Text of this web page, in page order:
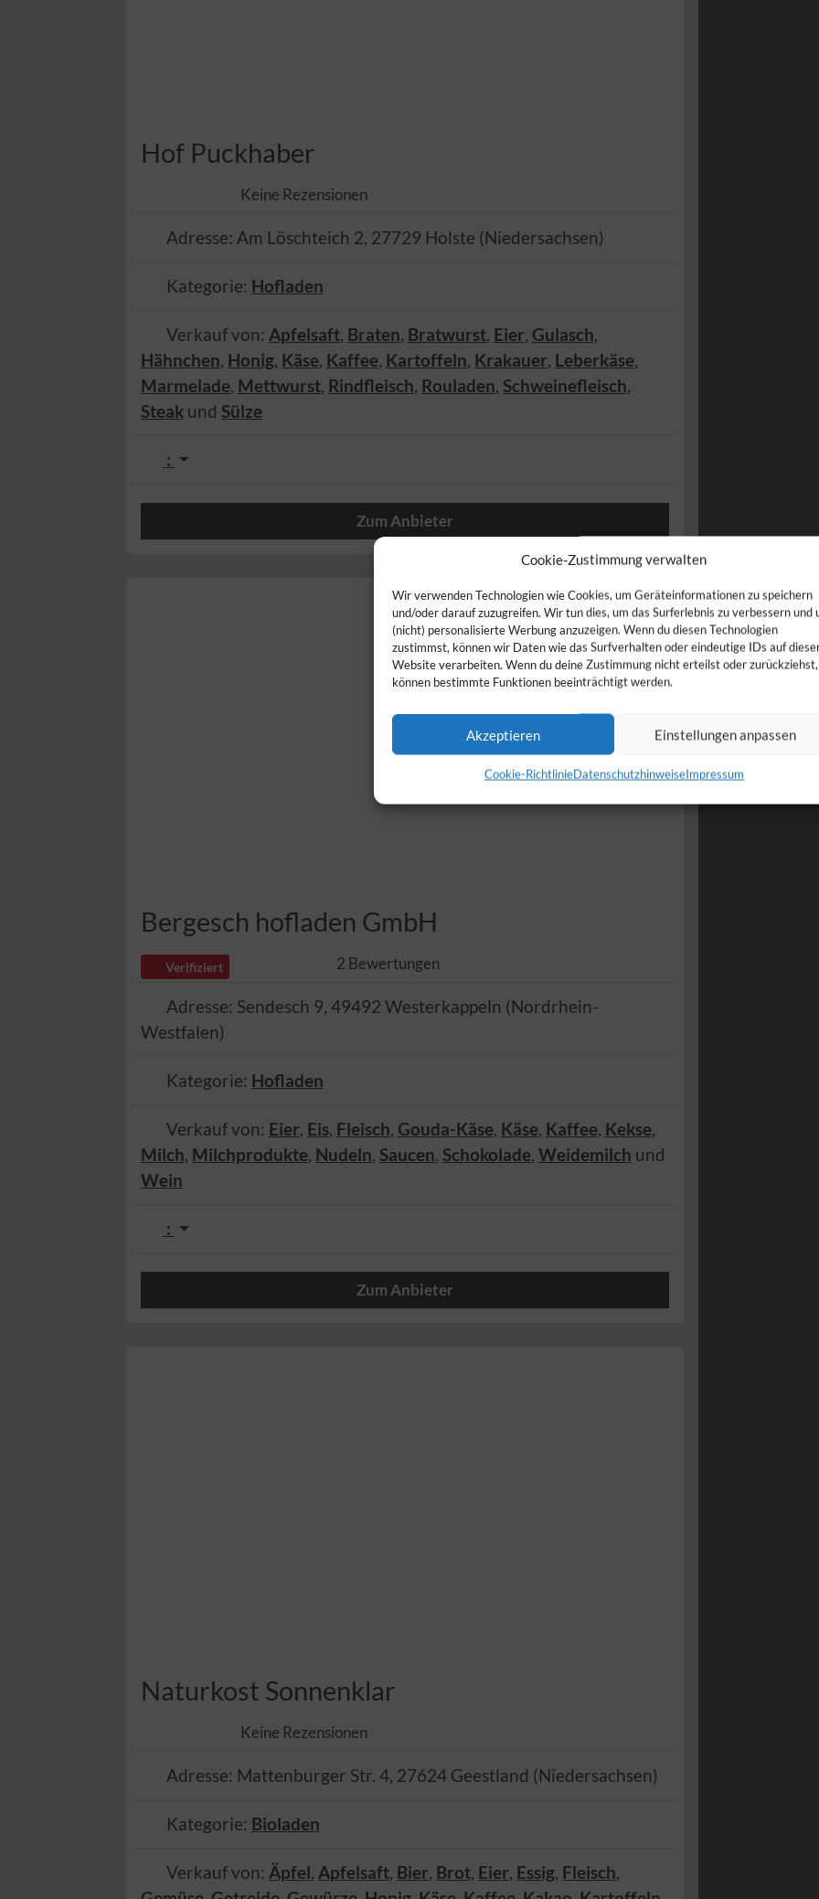
Cookie-Zustimmung verwalten
Wir verwenden Technologien wie Cookies, um Geräteinformationen zu speichern
und/oder darauf zuzugreifen. Wir tun dies, um das Surferlebnis zu verbessern und
(nicht) personalisierte Werbung anzuzeigen. Wenn du diesen Technologien
zustimmst, können wir Daten wie das Surfverhalten oder eindeutige IDs auf
Website verarbeiten. Wenn du deine Zustimmung nicht erteilst oder zurückziehst,
können bestimmte Funktionen beeinträchtigt werden.
Akzeptieren Einstellungen anpassen
Cookie-RichtlinieDatenschutzhinweiseImpressum
Hof Puckhaber
Keine Rezensionen
Adresse: Am Löschteich 2, 27729 Holste (Niedersachsen)
Kategorie: Hofladen
Verkauf von: Apfelsaft, Braten, Bratwurst, Eier, Gulasch,
Hähnchen, Honig, Käse, Kaffee, Kartoffeln, Krakauer, Leberkäse,
Marmelade, Mettwurst, Rindfleisch, Rouladen, Schweinefleisch,
Steak und Sülze
:
Zum Anbieter
Bergesch hofladen GmbH
Verifiziert 2 Bewertungen
Adresse: Sendesch 9, 49492 Westerkappeln (Nordrhein-
Westfalen)
Kategorie: Hofladen
Verkauf von: Eier, Eis, Fleisch, Gouda-Käse, Käse, Kaffee, Kekse,
Milch, Milchprodukte, Nudeln, Saucen, Schokolade, Weidemilch und
Wein
:
Zum Anbieter
Naturkost Sonnenklar
Keine Rezensionen
Adresse: Mattenburger Str. 4, 27624 Geestland (Niedersachsen)
Kategorie: Bioladen
Verkauf von: Äpfel, Apfelsaft, Bier, Brot, Eier, Essig, Fleisch,